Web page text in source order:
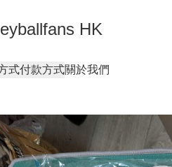
HK
式付款方式關於我們